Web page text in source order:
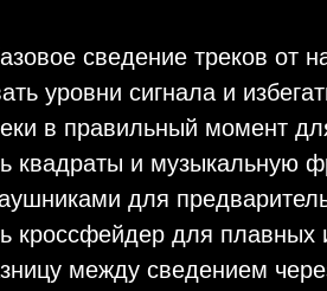
сведение треков от
уровни сигнала и
в правильный момент
квадраты и музыкальную
для
кроссфейдер для плавных
между сведением